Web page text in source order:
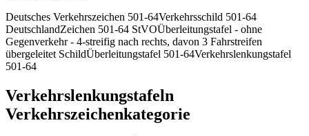
Deutsches Verkehrszeichen 501-64Verkehrsschild 501-64
DeutschlandZeichen 501-64 StVOÜberleitungstafel - ohne
Gegenverkehr - 4-streifig nach rechts, davon 3 Fahrstreifen
übergeleitet SchildÜberleitungstafel 501-64Verkehrslenkungstafel
501-64
Verkehrslenkungstafeln
Verkehrszeichenkategorie